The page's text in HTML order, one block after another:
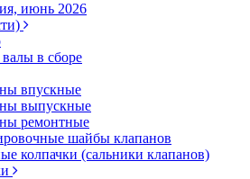
июнь 2026
в сборе
впускные
выпускные
ремонтные
шайбы клапанов
колпачки (сальники клапанов)